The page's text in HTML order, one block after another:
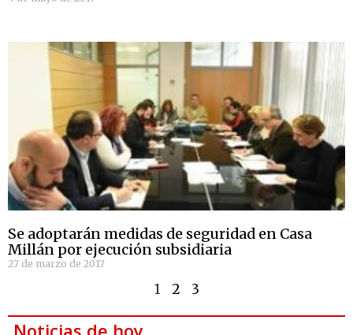
Se adoptarán medidas de seguridad en Casa
Millán por ejecución subsidiaria
27 de marzo de 2017
1 2 3